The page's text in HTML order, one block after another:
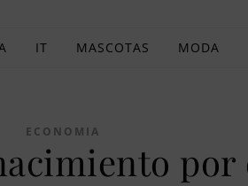
IT MASCOTAS MODA
ECONOMIA